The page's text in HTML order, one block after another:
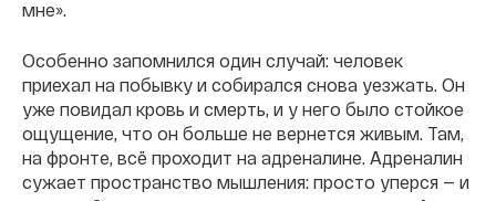
мне».
Особенно запомнился один случай: человек
приехал на побывку и собирался снова уезжать. Он
уже повидал кровь и смерть, и у него было стойкое
ощущение, что он больше не вернется живым. Там,
на фронте, всё проходит на адреналине. Адреналин
сужает пространство мышления: просто уперся — и